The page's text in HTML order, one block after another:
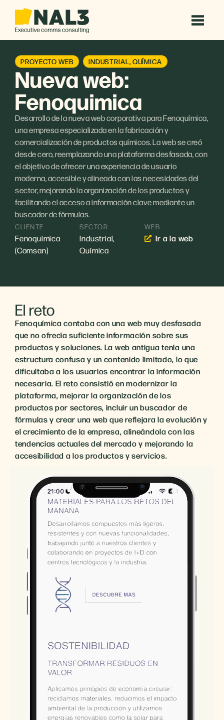
PROYECTO WEB INDUSTRIAL, QUÍMICA
Nueva web:
Fenoquimica
Desarrollo de la nueva web corporativa para Fenoquímica,
una empresa especializada en la fabricación y
comercialización de productos químicos. La web se creó
desde cero, reemplazando una plataforma desfasada, con
el objetivo de ofrecer una experiencia de usuario
moderna, accesible y alineada con las necesidades del
sector, mejorando la organización de los productos y
facilitando el acceso a información clave mediante un
buscador de fórmulas.
CLIENTE
Fenoquimica
(Comsan)
SECTOR
Industrial,
Química
WEB
Ir a la web
El reto
Fenoquímica contaba con una web muy desfasada
que no ofrecía suficiente información sobre sus
productos y soluciones. La web antigua tenía una
estructura confusa y un contenido limitado, lo que
dificultaba a los usuarios encontrar la información
necesaria. El reto consistió en modernizar la
plataforma, mejorar la organización de los
productos por sectores, incluir un buscador de
fórmulas y crear una web que reflejara la evolución y
el crecimiento de la empresa, alineándola con las
tendencias actuales del mercado y mejorando la
accesibilidad a los productos y servicios.